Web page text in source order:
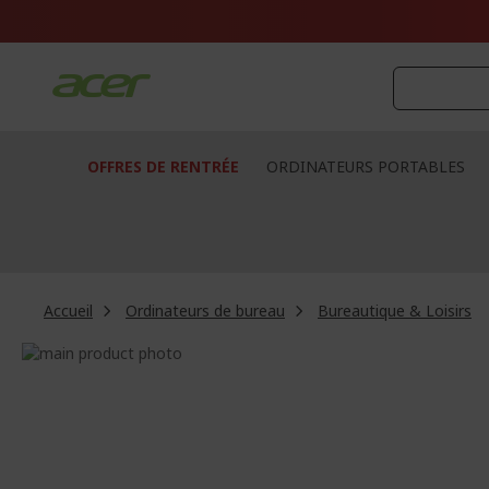
OFFRES DE RENTRÉE ORDINATEURS PORTABLES
Accueil Ordinateurs de bureau
Bureautique & Loisirs
Passer